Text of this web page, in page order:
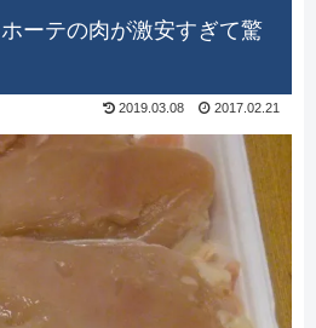
ーテの肉が激安すぎて驚
2019.03.08 2017.02.21